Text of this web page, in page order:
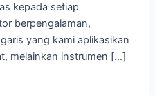
kepada setiap
berpengalaman,
yang kami aplikasikan
melainkan instrumen […]